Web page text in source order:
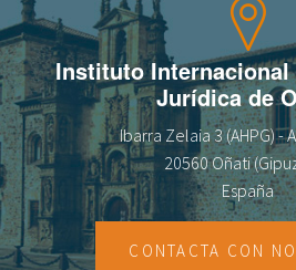
en
fr
Instituto
Jurídica de
Ibarra Zelaia 3 (AHPG) -
20560 Oñati
España
CONTACTA CON